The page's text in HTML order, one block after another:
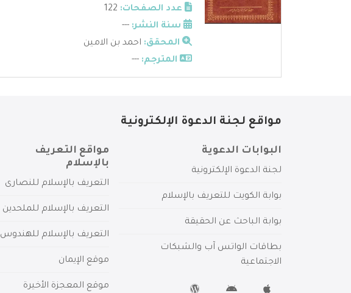
عدد الصفحات:
سنة النشر: ---
المحقق: احمد بن الامين
المترجم: ---
مواقع لجنة الدعوة الإلكترونية
البوابات الدعوية
لجنة الدعوة الإلكترونية
بوابة الكويت للتعريف بالإسلام
بوابة الباحث عن الحقيقة
بطاقات الواتس آب والشبكات
الاجتماعية
مواقع التعريف
بالإسلام
التعريف بالإسلام للنصارى
التعريف بالإسلام للملحدين
التعريف بالإسلام للهندوس
موقع الإيمان
موقع المعجزة الأخيرة